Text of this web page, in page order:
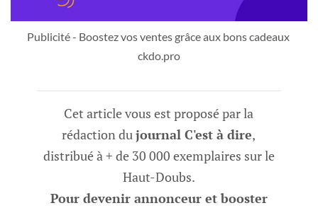
Publicité - Boostez vos ventes grâce aux bons cadeaux
ckdo.pro
Cet article vous est proposé par la
rédaction dujournal C'est à dire,
distribué à + de 30 000 exemplaires sur le
Haut-Doubs.
Pour devenir annonceur et booster